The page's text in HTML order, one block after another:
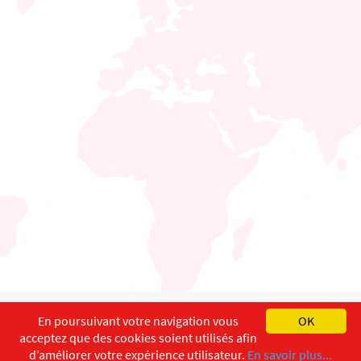
English Français
Copyright ©ISEC-AdW Impressum
OK
En poursuivant votre navigation vous
acceptez que des cookies soient utilisés afin
d’améliorer votre expérience utilisateur. En savoir plus...